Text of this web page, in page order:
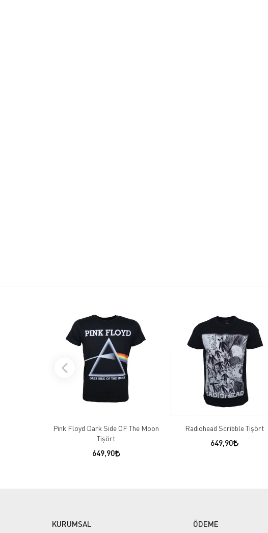
Pink Floyd Dark Side OF The Moon
Tişört
649,90
Radiohead Scribble Tişört
649,90
KURUMSAL ÖDEME